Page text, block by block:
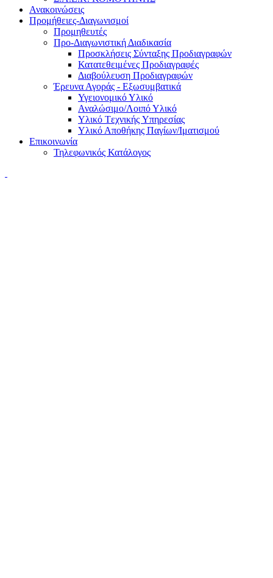
Ανακοινώσεις
Προμήθειες-Διαγωνισμοί
Προμηθευτές
Προ-Διαγωνιστική Διαδικασία
Προσκλήσεις Σύνταξης Προδιαγραφών
Κατατεθειμένες Προδιαγραφές
Διαβούλευση Προδιαγραφών
Έρευνα Αγοράς - Εξωσυμβατικά
Υγειονομικό Υλικό
Αναλώσιμο/Λοιπό Υλικό
Υλικό Tεχνικής Yπηρεσίας
Υλικό Αποθήκης Παγίων/Ιματισμού
Επικοινωνία
Τηλεφωνικός Κατάλογος